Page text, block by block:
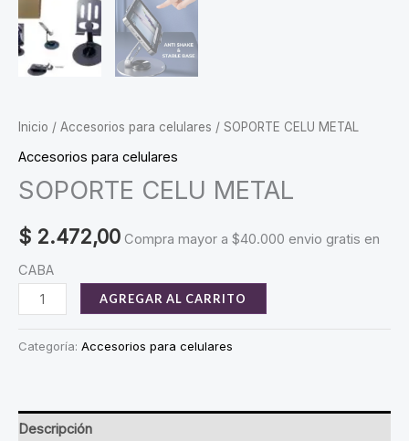
Inicio / Accesorios para celulares / SOPORTE CELU METAL
Accesorios para celulares
SOPORTE CELU METAL
$ 2.472,00 Compra mayor a $40.000 envio gratis en
CABA
SOPORTE
CELU
METAL
AGREGAR AL CARRITO
Categoría: Accesorios para celulares
Descripción